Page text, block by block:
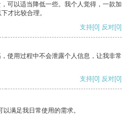
可以适当降低一些。我个人觉得，一款加
才比较合理。
支持[0] 反对[0]
使用过程中不会泄露个人信息，让我非常
支持[0] 反对[0]
满足我日常使用的需求。